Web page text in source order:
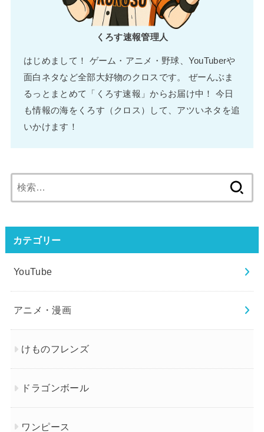
くろす速報管理人
はじめまして！ ゲーム・アニメ・野球、YouTuberや
面白ネタなど全部大好物のクロスです。 ぜーんぶま
るっとまとめて「くろす速報」からお届け中！ 今日
も情報の海をくろす（クロス）して、アツいネタを追
いかけます！
索:
カテゴリー
YouTube
アニメ・漫画
けものフレンズ
ドラゴンボール
ワンピース